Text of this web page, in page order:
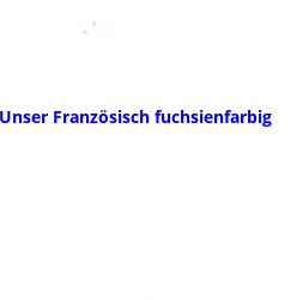
Französisch fuchsienfarbig